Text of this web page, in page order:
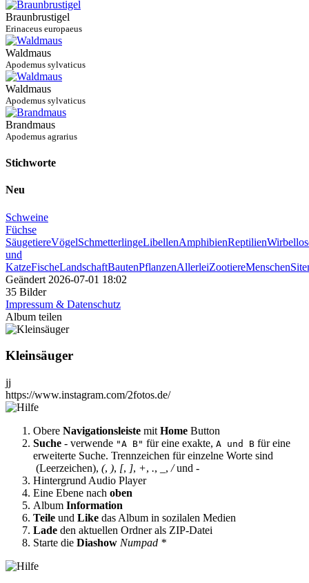
Braunbrustigel
Erinaceus europaeus
Waldmaus
Apodemus sylvaticus
Waldmaus
Apodemus sylvaticus
Brandmaus
Apodemus agrarius
Stichworte
Neu
Schweine
Füchse
SäugetiereVögelSchmetterlingeLibellenAmphibienReptilien
und
KatzeFischeLandschaftBautenPflanzenAllerleiZootiereMenschen
Geändert 2026-07-01 18:02
35 Bilder
Impressum & Datenschutz
Album teilen
Kleinsäuger
jj
https://www.instagram.com/2fotos.de/
Obere Navigationsleiste mit Home Button
Suche - verwende "A B" für eine exakte, A und B für eine
erweiterte Suche. Trennzeichen für einzelne Worte sind
(Leerzeichen), (, ), [, ], +, ., , /und -
Hintergrund Audio Player
Eine Ebene nach oben
Album Information
Teile und Like das Album in sozilalen Medien
Lade den aktuellen Ordner als ZIP-Datei
Starte die Diashow Numpad *